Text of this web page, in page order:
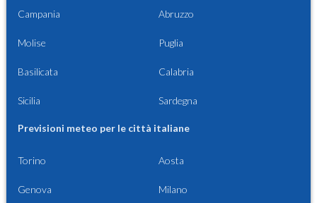
Campania Abruzzo
Molise Puglia
Basilicata Calabria
Sicilia Sardegna
Previsioni meteo per le città italiane
Torino Aosta
Genova Milano